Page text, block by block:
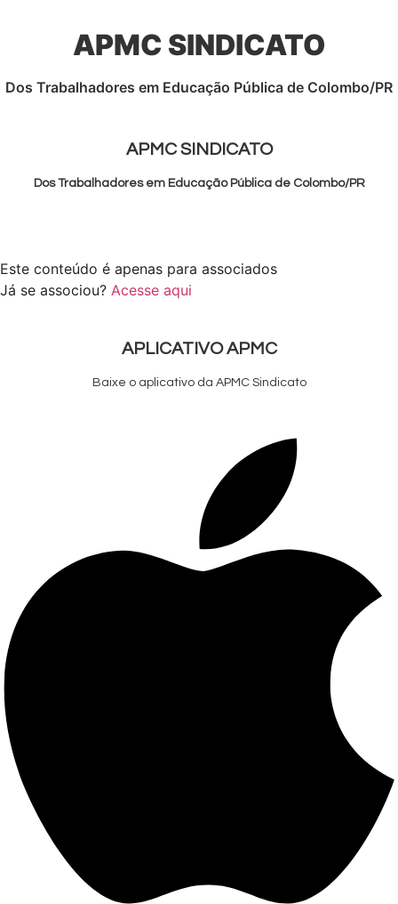
APMC SINDICATO
Dos Trabalhadores em Educação Pública de Colombo/PR
APMC SINDICATO
Dos Trabalhadores em Educação Pública de Colombo/PR
Este conteúdo é apenas para associados
Já se associou? Acesse aqui
APLICATIVO APMC
Baixe o aplicativo da APMC Sindicato